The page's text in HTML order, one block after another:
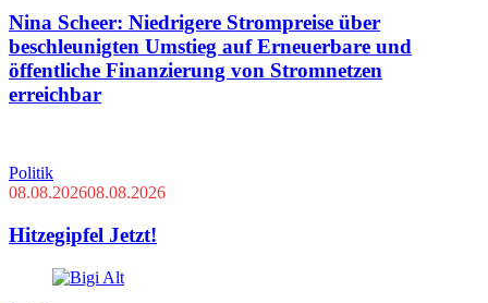
Nina Scheer: Niedrigere Strompreise über
beschleunigten Umstieg auf Erneuerbare und
öffentliche Finanzierung von Stromnetzen
erreichbar
Politik
08.08.202608.08.2026
Hitzegipfel Jetzt!